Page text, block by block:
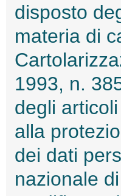
disposto
materia di
1993, n.
degli
alla
dei dati
nazionale